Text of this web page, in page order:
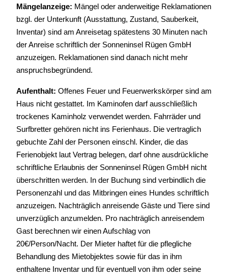
Mängelanzeige: Mängel oder anderweitige Reklamationen
bzgl. der Unterkunft (Ausstattung, Zustand, Sauberkeit,
Inventar) sind am Anreisetag spätestens 30 Minuten nach
der Anreise schriftlich der Sonneninsel Rügen GmbH
anzuzeigen. Reklamationen sind danach nicht mehr
anspruchsbegründend.
Aufenthalt: Offenes Feuer und Feuerwerkskörper sind am
Haus nicht gestattet. Im Kaminofen darf ausschließlich
trockenes Kaminholz verwendet werden. Fahrräder und
Surfbretter gehören nicht ins Ferienhaus. Die vertraglich
gebuchte Zahl der Personen einschl. Kinder, die das
Ferienobjekt laut Vertrag belegen, darf ohne ausdrückliche
schriftliche Erlaubnis der Sonneninsel Rügen GmbH nicht
überschritten werden. In der Buchung sind verbindlich die
Personenzahl und das Mitbringen eines Hundes schriftlich
anzuzeigen. Nachträglich anreisende Gäste und Tiere sind
unverzüglich anzumelden. Pro nachträglich anreisendem
Gast berechnen wir einen Aufschlag von
20€/Person/Nacht. Der Mieter haftet für die pflegliche
Behandlung des Mietobjektes sowie für das in ihm
enthaltene Inventar und für eventuell von ihm oder seine